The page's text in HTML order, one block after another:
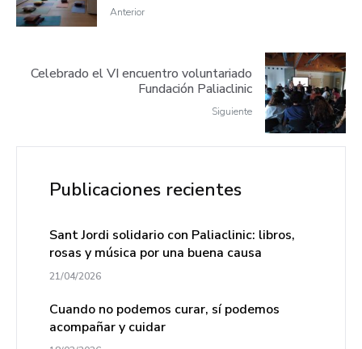
Anterior
Celebrado el VI encuentro voluntariado
Fundación Paliaclinic
Siguiente
Publicaciones recientes
Sant Jordi solidario con Paliaclinic: libros,
rosas y música por una buena causa
21/04/2026
Cuando no podemos curar, sí podemos
acompañar y cuidar